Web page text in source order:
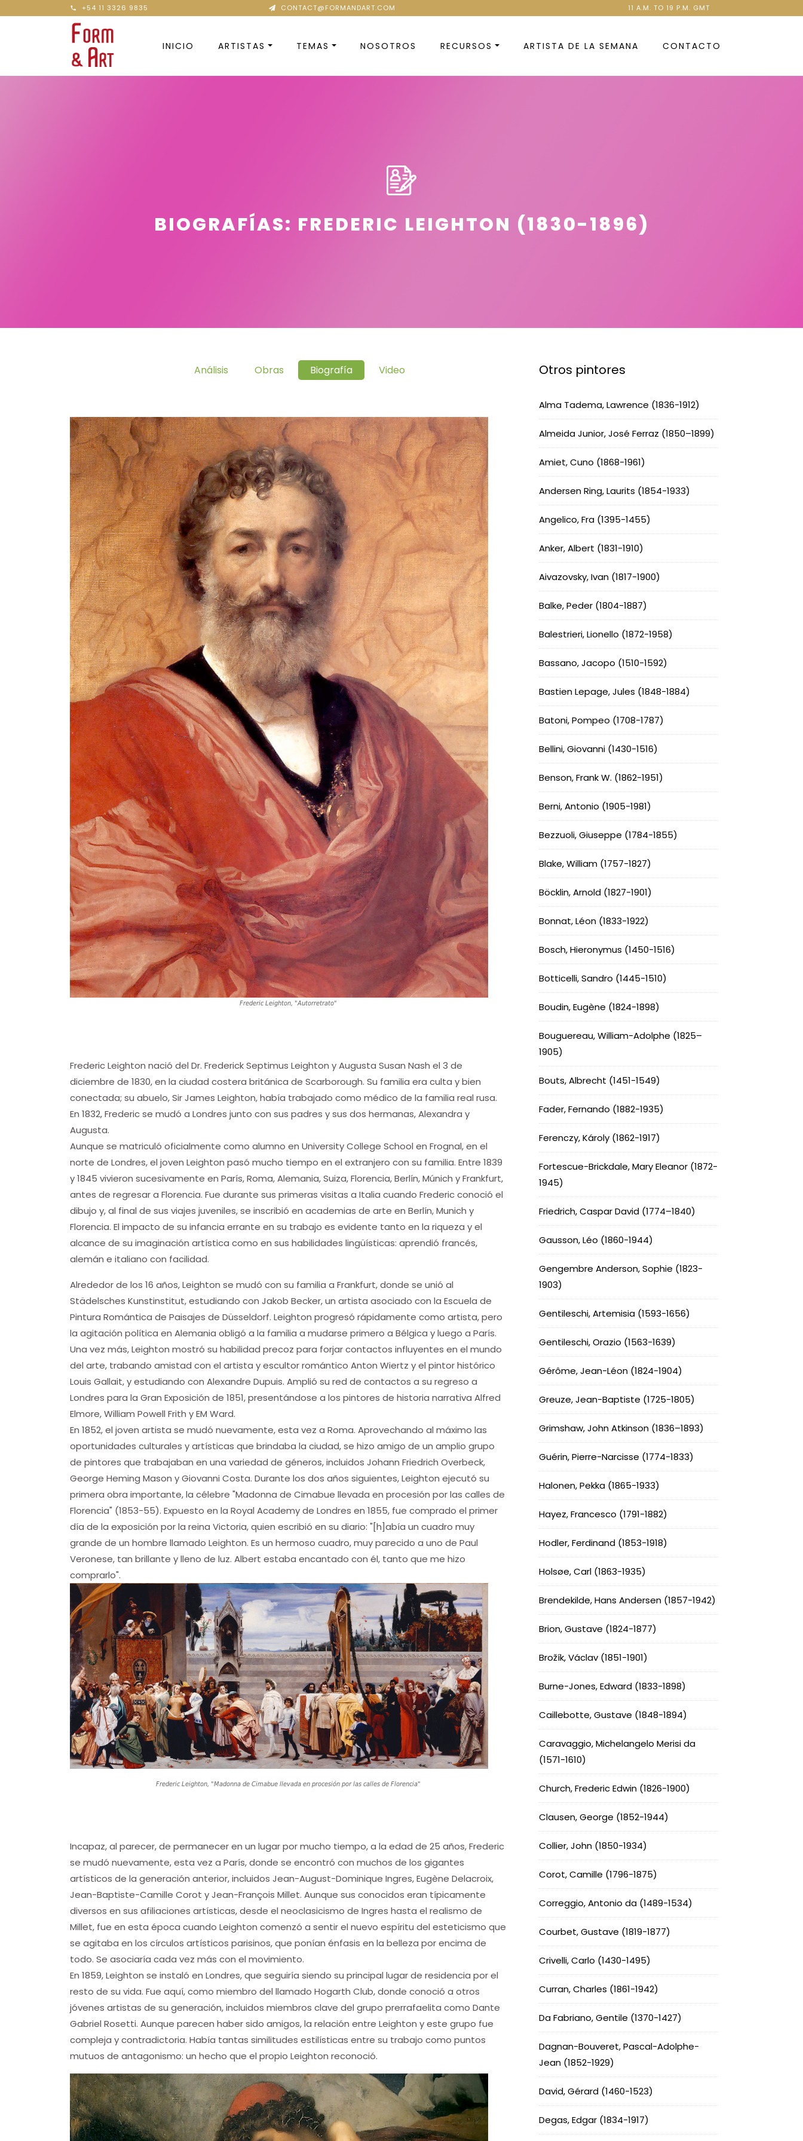
+54 11 3326 9835 CONTACT@FORMANDART.COM 11 A.M. TO 19 P.M. GMT
INICIO ARTISTAS TEMAS NOSOTROS RECURSOS ARTISTA DE LA SEMANA CONTACTO
BIOGRAFÍAS: FREDERIC LEIGHTON (1830-1896)
Análisis Obras Biografía Video
Frederic Leighton, "Autorretrato"
Frederic Leighton nació del Dr. Frederick Septimus Leighton y Augusta Susan Nash el 3 de
diciembre de 1830, en la ciudad costera británica de Scarborough. Su familia era culta y bien
conectada; su abuelo, Sir James Leighton, había trabajado como médico de la familia real rusa.
En 1832, Frederic se mudó a Londres junto con sus padres y sus dos hermanas, Alexandra y
Augusta.
Aunque se matriculó oficialmente como alumno en University College School en Frognal, en el
norte de Londres, el joven Leighton pasó mucho tiempo en el extranjero con su familia. Entre 1839
y 1845 vivieron sucesivamente en París, Roma, Alemania, Suiza, Florencia, Berlín, Múnich y Frankfurt,
antes de regresar a Florencia. Fue durante sus primeras visitas a Italia cuando Frederic conoció el
dibujo y, al final de sus viajes juveniles, se inscribió en academias de arte en Berlín, Munich y
Florencia. El impacto de su infancia errante en su trabajo es evidente tanto en la riqueza y el
alcance de su imaginación artística como en sus habilidades lingüísticas: aprendió francés,
alemán e italiano con facilidad.
Alrededor de los 16 años, Leighton se mudó con su familia a Frankfurt, donde se unió al
Städelsches Kunstinstitut, estudiando con Jakob Becker, un artista asociado con la Escuela de
Pintura Romántica de Paisajes de Düsseldorf. Leighton progresó rápidamente como artista, pero
la agitación política en Alemania obligó a la familia a mudarse primero a Bélgica y luego a París.
Una vez más, Leighton mostró su habilidad precoz para forjar contactos influyentes en el mundo
del arte, trabando amistad con el artista y escultor romántico Anton Wiertz y el pintor histórico
Louis Gallait, y estudiando con Alexandre Dupuis. Amplió su red de contactos a su regreso a
Londres para la Gran Exposición de 1851, presentándose a los pintores de historia narrativa Alfred
Elmore, William Powell Frith y EM Ward.
En 1852, el joven artista se mudó nuevamente, esta vez a Roma. Aprovechando al máximo las
oportunidades culturales y artísticas que brindaba la ciudad, se hizo amigo de un amplio grupo
de pintores que trabajaban en una variedad de géneros, incluidos Johann Friedrich Overbeck,
George Heming Mason y Giovanni Costa. Durante los dos años siguientes, Leighton ejecutó su
primera obra importante, la célebre "Madonna de Cimabue llevada en procesión por las calles de
Florencia" (1853-55). Expuesto en la Royal Academy de Londres en 1855, fue comprado el primer
día de la exposición por la reina Victoria, quien escribió en su diario: "[h]abía un cuadro muy
grande de un hombre llamado Leighton. Es un hermoso cuadro, muy parecido a uno de Paul
Veronese, tan brillante y lleno de luz. Albert estaba encantado con él, tanto que me hizo
comprarlo".
Frederic Leighton, "Madonna de Cimabue llevada en procesión por las calles de Florencia"
Incapaz, al parecer, de permanecer en un lugar por mucho tiempo, a la edad de 25 años, Frederic
se mudó nuevamente, esta vez a París, donde se encontró con muchos de los gigantes
artísticos de la generación anterior, incluidos Jean-August-Dominique Ingres, Eugène Delacroix,
Jean-Baptiste-Camille Corot y Jean-François Millet. Aunque sus conocidos eran típicamente
diversos en sus afiliaciones artísticas, desde el neoclasicismo de Ingres hasta el realismo de
Millet, fue en esta época cuando Leighton comenzó a sentir el nuevo espíritu del esteticismo que
se agitaba en los círculos artísticos parisinos, que ponían énfasis en la belleza por encima de
todo. Se asociaría cada vez más con el movimiento.
En 1859, Leighton se instaló en Londres, que seguiría siendo su principal lugar de residencia por el
resto de su vida. Fue aquí, como miembro del llamado Hogarth Club, donde conoció a otros
jóvenes artistas de su generación, incluidos miembros clave del grupo prerrafaelita como Dante
Gabriel Rosetti. Aunque parecen haber sido amigos, la relación entre Leighton y este grupo fue
compleja y contradictoria. Había tantas similitudes estilísticas entre su trabajo como puntos
mutuos de antagonismo: un hecho que el propio Leighton reconoció.
Otros pintores
Alma Tadema, Lawrence (1836-1912)
Almeida Junior, José Ferraz (1850–1899)
Amiet, Cuno (1868-1961)
Andersen Ring, Laurits (1854-1933)
Angelico, Fra (1395-1455)
Anker, Albert (1831-1910)
Aivazovsky, Ivan (1817-1900)
Balke, Peder (1804-1887)
Balestrieri, Lionello (1872-1958)
Bassano, Jacopo (1510-1592)
Bastien Lepage, Jules (1848-1884)
Batoni, Pompeo (1708-1787)
Bellini, Giovanni (1430-1516)
Benson, Frank W. (1862-1951)
Berni, Antonio (1905-1981)
Bezzuoli, Giuseppe (1784-1855)
Blake, William (1757-1827)
Böcklin, Arnold (1827-1901)
Bonnat, Léon (1833-1922)
Bosch, Hieronymus (1450-1516)
Botticelli, Sandro (1445-1510)
Boudin, Eugène (1824-1898)
Bouguereau, William-Adolphe (1825–
1905)
Bouts, Albrecht (1451-1549)
Fader, Fernando (1882-1935)
Ferenczy, Károly (1862-1917)
Fortescue-Brickdale, Mary Eleanor (1872-
1945)
Friedrich, Caspar David (1774–1840)
Gausson, Léo (1860-1944)
Gengembre Anderson, Sophie (1823-
1903)
Gentileschi, Artemisia (1593-1656)
Gentileschi, Orazio (1563-1639)
Gérôme, Jean-Léon (1824-1904)
Greuze, Jean-Baptiste (1725-1805)
Grimshaw, John Atkinson (1836–1893)
Guérin, Pierre-Narcisse (1774-1833)
Halonen, Pekka (1865-1933)
Hayez, Francesco (1791-1882)
Hodler, Ferdinand (1853-1918)
Holsøe, Carl (1863-1935)
Brendekilde, Hans Andersen (1857-1942)
Brion, Gustave (1824-1877)
Brožík, Václav (1851-1901)
Burne-Jones, Edward (1833-1898)
Caillebotte, Gustave (1848-1894)
Caravaggio, Michelangelo Merisi da
(1571-1610)
Church, Frederic Edwin (1826-1900)
Clausen, George (1852-1944)
Collier, John (1850-1934)
Corot, Camille (1796-1875)
Correggio, Antonio da (1489-1534)
Courbet, Gustave (1819-1877)
Crivelli, Carlo (1430-1495)
Curran, Charles (1861-1942)
Da Fabriano, Gentile (1370-1427)
Dagnan-Bouveret, Pascal-Adolphe-
Jean (1852-1929)
David, Gérard (1460-1523)
Degas, Edgar (1834-1917)